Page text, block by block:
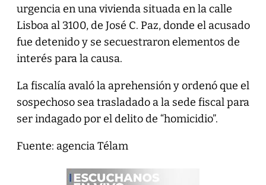
urgencia en una vivienda situada en la calle
Lisboa al 3100, de José C. Paz, donde el acusado
fue detenido y se secuestraron elementos de
interés para la causa.
La fiscalía avaló la aprehensión y ordenó que el
sospechoso sea trasladado a la sede fiscal para
ser indagado por el delito de “homicidio”.
Fuente: agencia Télam